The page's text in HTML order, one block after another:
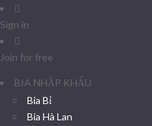
Sign in
Join for free
BIA NHẬP KHẨU
Bia Bỉ
Bia Hà Lan